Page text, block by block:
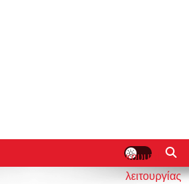
κουμπί
λειτουργίας